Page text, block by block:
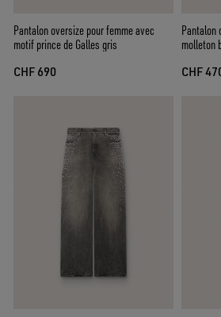
Pantalon oversize pour femme avec
motif prince de Galles gris
CHF 690
Pantalon
molleton
CHF